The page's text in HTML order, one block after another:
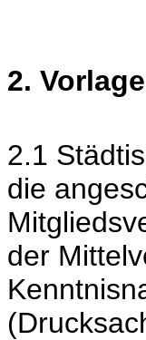
2.
2.1
die
der